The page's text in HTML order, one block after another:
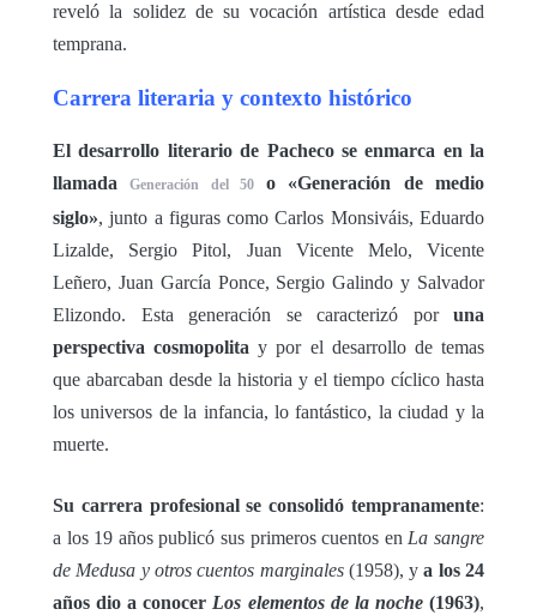
reveló la solidez de su vocación artística desde edad
temprana.
Carrera literaria y contexto histórico
El desarrollo literario de Pacheco se enmarca en la
llamadaGeneración del 50o «Generación de medio
siglo», junto a figuras como Carlos Monsiváis, Eduardo
Lizalde, Sergio Pitol, Juan Vicente Melo, Vicente
Leñero, Juan García Ponce, Sergio Galindo y Salvador
Elizondo. Esta generación se caracterizó por una
perspectiva cosmopolita y por el desarrollo de temas
que abarcaban desde la historia y el tiempo cíclico hasta
los universos de la infancia, lo fantástico, la ciudad y la
muerte.
Su carrera profesional se consolidó tempranamente:
a los 19 años publicó sus primeros cuentos en La sangre
de Medusa y otros cuentos marginales(1958), ya los 24
años dio a conocer Los elementos de la noche(1963),